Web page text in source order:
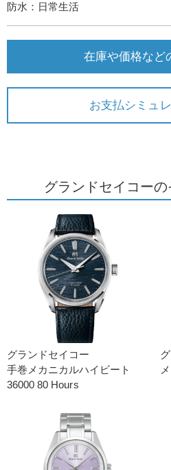
防水：日常生活
在庫や価格など
お支払シミュ
グランドセイコー
グランドセイコー
手巻メカニカルハイビート
36000 80 Hours